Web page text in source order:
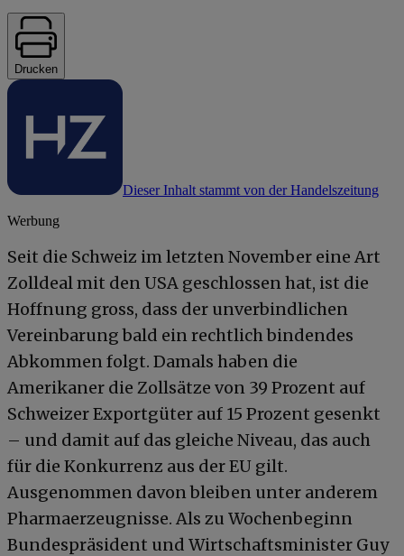
Drucken
Dieser Inhalt stammt von der Handelszeitung
Werbung
Seit die Schweiz im letzten November eine Art
Zolldeal mit den USA geschlossen hat, ist die
Hoffnung gross, dass der unverbindlichen
Vereinbarung bald ein rechtlich bindendes
Abkommen folgt. Damals haben die
Amerikaner die Zollsätze von 39 Prozent auf
Schweizer Exportgüter auf 15 Prozent gesenkt
– und damit auf das gleiche Niveau, das auch
für die Konkurrenz aus der EU gilt.
Ausgenommen davon bleiben unter anderem
Pharmaerzeugnisse. Als zu Wochenbeginn
Bundespräsident und Wirtschaftsminister Guy